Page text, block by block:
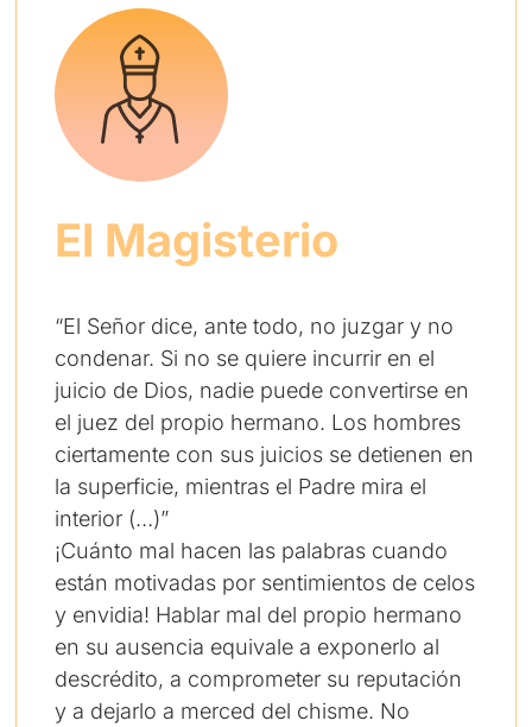
El Magisterio
“El Señor dice, ante todo, no juzgar y no
condenar. Si no se quiere incurrir en el
juicio de Dios, nadie puede convertirse en
el juez del propio hermano. Los hombres
ciertamente con sus juicios se detienen en
la superficie, mientras el Padre mira el
interior (…)”
¡Cuánto mal hacen las palabras cuando
están motivadas por sentimientos de celos
y envidia! Hablar mal del propio hermano
en su ausencia equivale a exponerlo al
descrédito, a comprometer su reputación
y a dejarlo a merced del chisme. No